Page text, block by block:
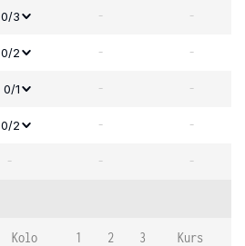
0/3 - -
0/2 - -
0/1 - -
0/2 - -
- - -
Kolo 1 2 3 Kurs